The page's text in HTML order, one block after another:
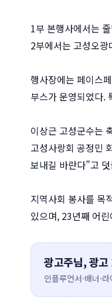
1부 본행사에서는
2부에서는 고성오광
행사장에는 페이스
부스가 운영되었다.
이상근 고성군수는
고성사랑회 공정민
보내길 바란다”고
지역사회 봉사를 목
있으며, 23년째 어
광고주님, 광
인플루언서·배너·